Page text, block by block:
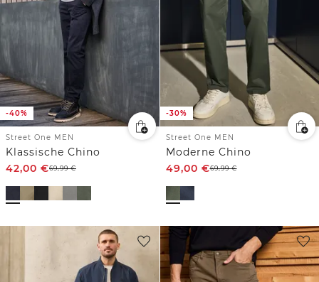
-40%
Street One MEN
Klassische Chino
42,00 €69,99€
-30%
Street One MEN
Moderne Chino
49,00 €69,99€